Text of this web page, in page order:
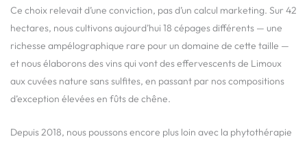
Ce choix relevait d’une conviction, pas d’un calcul marketing. Sur 42
hectares, nous cultivons aujourd’hui 18 cépages différents — une
richesse ampélographique rare pour un domaine de cette taille —
et nous élaborons des vins qui vont des effervescents de Limoux
aux cuvées nature sans sulfites, en passant par nos compositions
d’exception élevées en fûts de chêne.
Depuis 2018, nous poussons encore plus loin avec la phytothérapie